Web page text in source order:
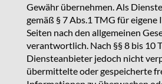
Gewähr übernehmen. Als
gemäß § 7 Abs.1 TMG für eigene
Seiten nach den allgemeinen
verantwortlich. Nach §§ 8 bis 10
Diensteanbieter jedoch nicht
übermittelte oder gespeicherte